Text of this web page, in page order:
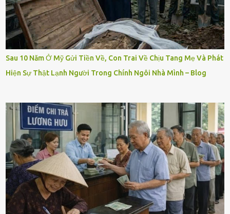
Sau 10 Năm Ở Mỹ Gửi Tiền Về, Con Trai Về Chịu Tang Mẹ Và Phát
Hiện Sự Thật Lạnh Người Trong Chính Ngôi Nhà Mình – Blog